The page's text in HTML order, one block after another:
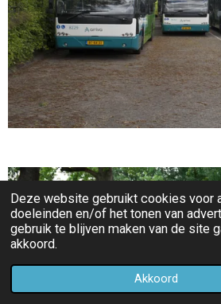
Deze website gebruikt cookies voor
doeleinden en/of het tonen van
gebruik te blijven maken van de site
akkoord.
Akkoord